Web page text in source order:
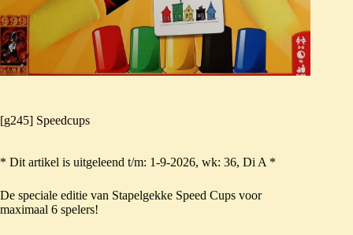
[g245] Speedcups
* Dit artikel is uitgeleend t/m: 1-9-2026, wk: 36, Di A *
De speciale editie van Stapelgekke Speed Cups voor
maximaal 6 spelers!